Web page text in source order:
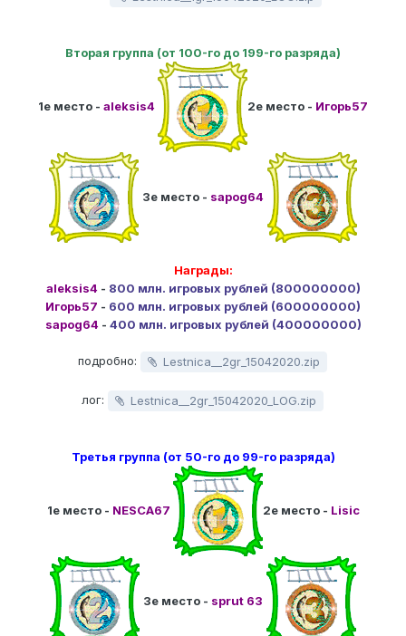
Вторая группа (от 100-го до 199-го разряда)
1е место - aleksis4 2е место - Игорь57
3е место - sapog64
Награды:
aleksis4- 800 млн. игровых рублей (800000000)
Игорь57 - 600 млн. игровых рублей (600000000)
sapog64- 400 млн. игровых рублей (400000000)
подробно: Lestnica__2gr_15042020.zip
лог: Lestnica__2gr_15042020_LOG.zip
Третья группа (от 50-го до 99-го разряда)
1е место - NESCA67 2е место - Lisic
3е место - sprut 63